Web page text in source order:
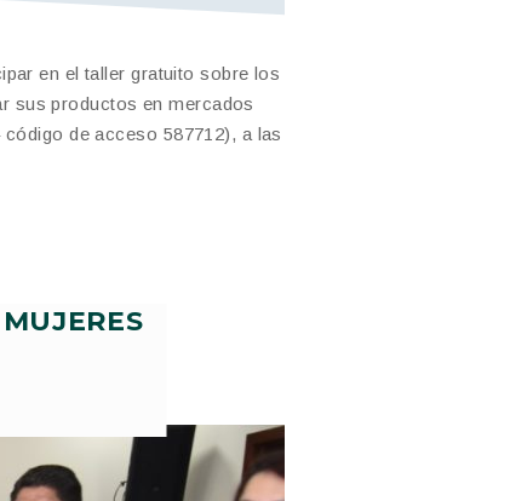
en el taller gratuito sobre los
sus productos en mercados
de acceso 587712), a las